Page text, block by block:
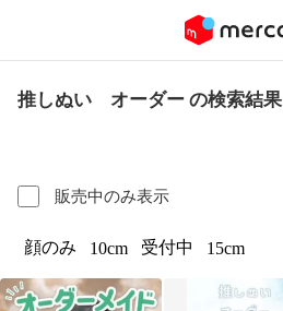
推しぬい オーダー の検索結果
販売中のみ表示
顔のみ 10cm 受付中 15cm